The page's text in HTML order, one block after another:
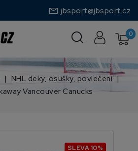
jbsport@jbsport.cz
0
NHL deky, osušky, povlečení
Vancouver Canucks
SLEVA 10%